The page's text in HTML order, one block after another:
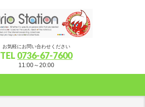
お気軽にお問い合わせください
TEL 0736-67-7600
11:00～20:00